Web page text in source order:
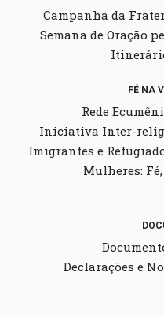
Campanha da
Semana de Oração
FÉ NA
Rede
Iniciativa Inter-
Imigrantes e
Mulheres:
Declarações e